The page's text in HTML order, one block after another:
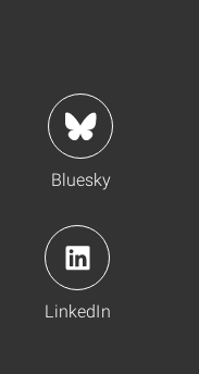
Bluesky
LinkedIn